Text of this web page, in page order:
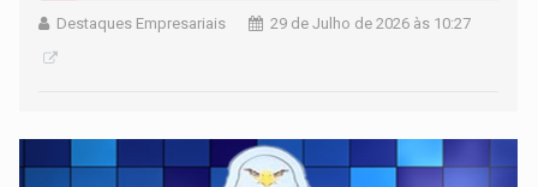
Destaques Empresariais 29 de Julho de 2026 às 10:27